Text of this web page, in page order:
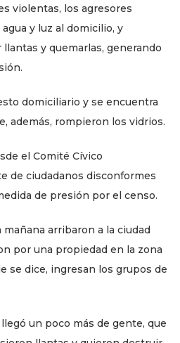
violentas, los agresores
y luz al domicilio, y
y quemarlas, generando
domiciliario y se encuentra
además, rompieron los vidrios.
el Comité Cívico
de ciudadanos disconformes
de presión por el censo.
arribaron a la ciudad
por una propiedad en la zona
se dice, ingresan los grupos de
un poco más de gente, que